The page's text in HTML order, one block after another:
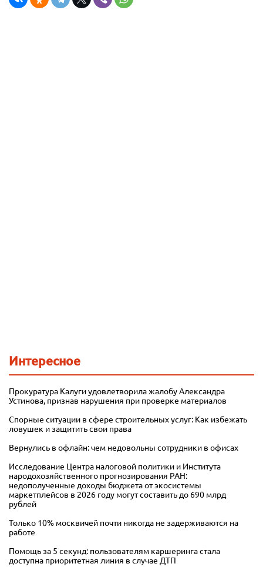
Интересное
Прокуратура Калуги удовлетворила жалобу Александра
Устинова, признав нарушения при проверке материалов
Спорные ситуации в сфере строительных услуг: Как избежать
ловушек и защитить свои права
Вернулись в офлайн: чем недовольны сотрудники в офисах
Исследование Центра налоговой политики и Института
народохозяйственного прогнозирования РАН:
недополученные доходы бюджета от экосистемы
маркетплейсов в 2026 году могут составить до 690 млрд
рублей
Только 10% москвичей почти никогда не задерживаются на
работе
Помощь за 5 секунд: пользователям каршеринга стала
доступна приоритетная линия в случае ДТП